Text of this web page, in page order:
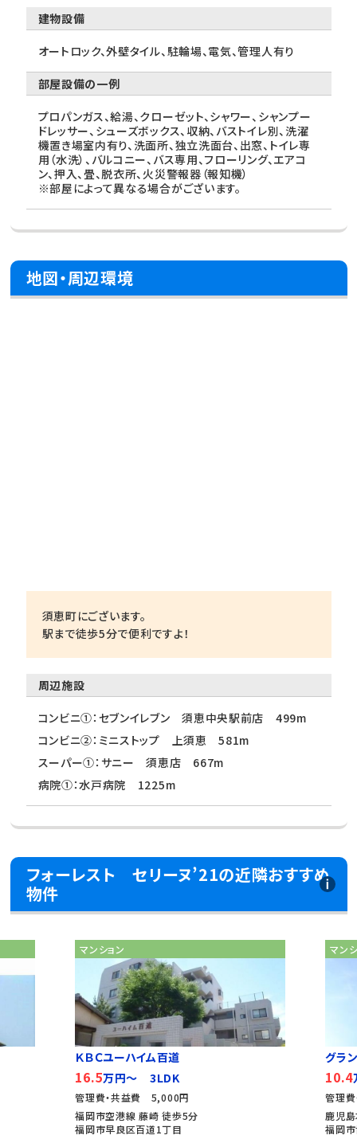
建物設備
オートロック、外壁タイル、駐輪場、電気、管理人有り
部屋設備の一例
プロパンガス、給湯、クローゼット、シャワー、シャンプー
ドレッサー、シューズボックス、収納、バストイレ別、洗濯
機置き場室内有り、洗面所、独立洗面台、出窓、トイレ専
用（水洗）、バルコニー、バス専用、フローリング、エアコ
ン、押入、畳、脱衣所、火災警報器（報知機）
※部屋によって異なる場合がございます。
地図・周辺環境
須恵町にございます。
駅まで徒歩5分で便利ですよ！
周辺施設
コンビニ①：セブンイレブン 須恵中央駅前店 499m
コンビニ②：ミニストップ 上須恵 581m
スーパー①：サニー 須恵店 667m
病院①：水戸病院 1225m
フォーレスト セリーヌ’21の近隣おすすめ
物件
マンション
ＫＢＣユーハイム百道
16.5万円～ 3LDK
管理費・共益費 5,000円
福岡市空港線 藤崎 徒歩5分
福岡市早良区百道1丁目
マン
グラ
10.4
管理
鹿児
福岡